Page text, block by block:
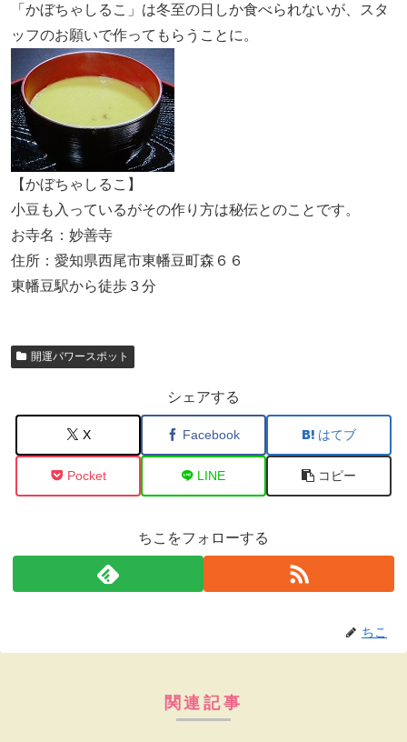
「かぼちゃしるこ」は冬至の日しか食べられないが、スタ
ッフのお願いで作ってもらうことに。
【かぼちゃしるこ】
小豆も入っているがその作り方は秘伝とのことです。
お寺名：妙善寺
住所：愛知県西尾市東幡豆町森６６
東幡豆駅から徒歩３分
開運パワースポット
シェアする
X Facebook はてブ
Pocket LINE コピー
ちこをフォローする
ちこ
関連記事